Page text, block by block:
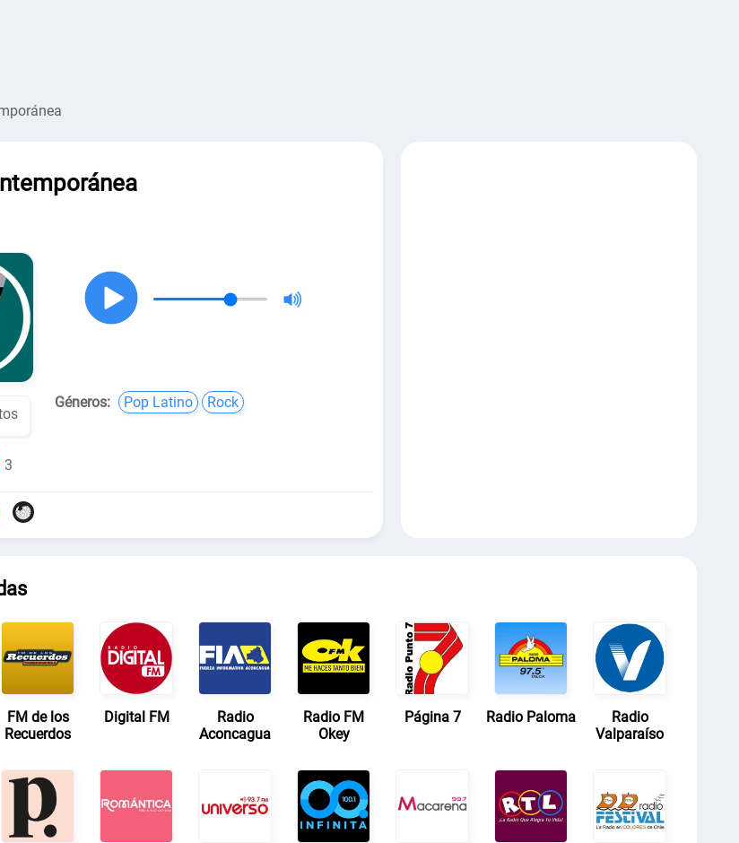
3
Géneros: Pop Latino Rock
FM de los
Recuerdos
Digital FM
Radio
Aconcagua
Radio FM
Okey
Página 7 Radio Paloma
Radio
Valparaíso